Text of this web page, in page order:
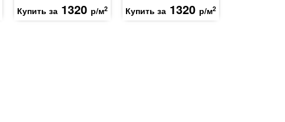
Купить за 1320 р/м2 Купить за 1320 р/м2